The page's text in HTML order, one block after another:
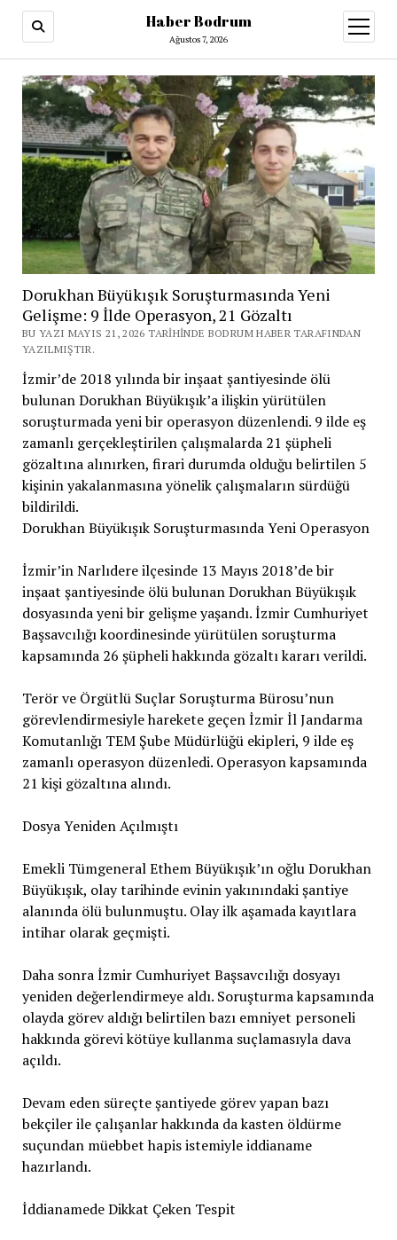
Haber Bodrum
Ağustos 7, 2026
aç
Dorukhan Büyükışık Soruşturmasında Yeni
Gelişme: 9 İlde Operasyon, 21 Gözaltı
BU YAZI MAYIS 21, 2026 TARIHINDE BODRUM HABER TARAFINDAN
YAZILMIŞTIR.
İzmir’de 2018 yılında bir inşaat şantiyesinde ölü
bulunan Dorukhan Büyükışık’a ilişkin yürütülen
soruşturmada yeni bir operasyon düzenlendi. 9 ilde eş
zamanlı gerçekleştirilen çalışmalarda 21 şüpheli
gözaltına alınırken, firari durumda olduğu belirtilen 5
kişinin yakalanmasına yönelik çalışmaların sürdüğü
bildirildi.
Dorukhan Büyükışık Soruşturmasında Yeni Operasyon
İzmir’in Narlıdere ilçesinde 13 Mayıs 2018’de bir
inşaat şantiyesinde ölü bulunan Dorukhan Büyükışık
dosyasında yeni bir gelişme yaşandı. İzmir Cumhuriyet
Başsavcılığı koordinesinde yürütülen soruşturma
kapsamında 26 şüpheli hakkında gözaltı kararı verildi.
Terör ve Örgütlü Suçlar Soruşturma Bürosu’nun
görevlendirmesiyle harekete geçen İzmir İl Jandarma
Komutanlığı TEM Şube Müdürlüğü ekipleri, 9 ilde eş
zamanlı operasyon düzenledi. Operasyon kapsamında
21 kişi gözaltına alındı.
Dosya Yeniden Açılmıştı
Emekli Tümgeneral Ethem Büyükışık’ın oğlu Dorukhan
Büyükışık, olay tarihinde evinin yakınındaki şantiye
alanında ölü bulunmuştu. Olay ilk aşamada kayıtlara
intihar olarak geçmişti.
Daha sonra İzmir Cumhuriyet Başsavcılığı dosyayı
yeniden değerlendirmeye aldı. Soruşturma kapsamında
olayda görev aldığı belirtilen bazı emniyet personeli
hakkında görevi kötüye kullanma suçlamasıyla dava
açıldı.
Devam eden süreçte şantiyede görev yapan bazı
bekçiler ile çalışanlar hakkında da kasten öldürme
suçundan müebbet hapis istemiyle iddianame
hazırlandı.
İddianamede Dikkat Çeken Tespit